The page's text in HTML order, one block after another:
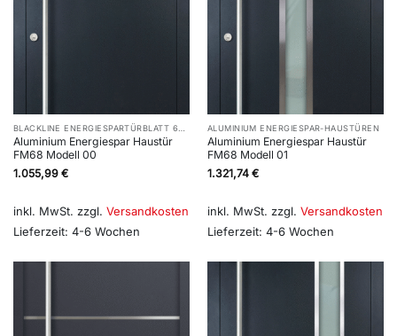
Aluminium Energiespar Haustür
FM68 Modell 00
1.055,99 €
inkl. MwSt. zzgl. Versandkosten
Lieferzeit: 4-6 Wochen
ALUMINIUM ENERGIESPAR-HAUSTÜREN
Aluminium Energiespar Haustür
FM68 Modell 01
1.321,74 €
inkl. MwSt. zzgl. Versandkosten
Lieferzeit: 4-6 Wochen